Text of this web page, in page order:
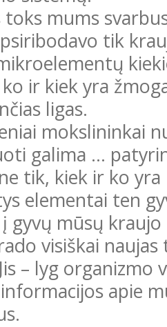
toks mums
tik
ir kiek yra
ligas.
mokslininkai
galima ...
tik, kiek ir ko
elementai ten
gyvų mūsų
visiškai
– lyg
apie